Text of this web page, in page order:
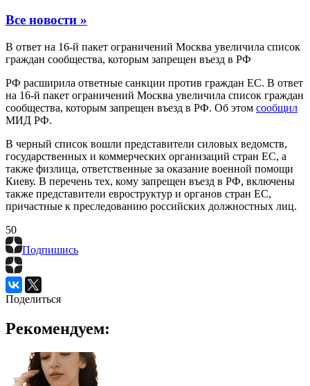
Все новости »
В ответ на 16-й пакет ограничений Москва увеличила список
граждан сообщества, которым запрещен въезд в РФ
РФ расширила ответные санкции против граждан ЕС. В ответ
на 16-й пакет ограничений Москва увеличила список граждан
сообщества, которым запрещен въезд в РФ. Об этом сообщил
МИД РФ.
В черный список вошли представители силовых ведомств,
государственных и коммерческих организаций стран ЕС, а
также физлица, ответственные за оказание военной помощи
Киеву. В перечень тех, кому запрещен въезд в РФ, включены
также представители евроструктур и органов стран ЕС,
причастные к преследованию российских должностных лиц.
50
Подпишись
Поделиться
Рекомендуем: